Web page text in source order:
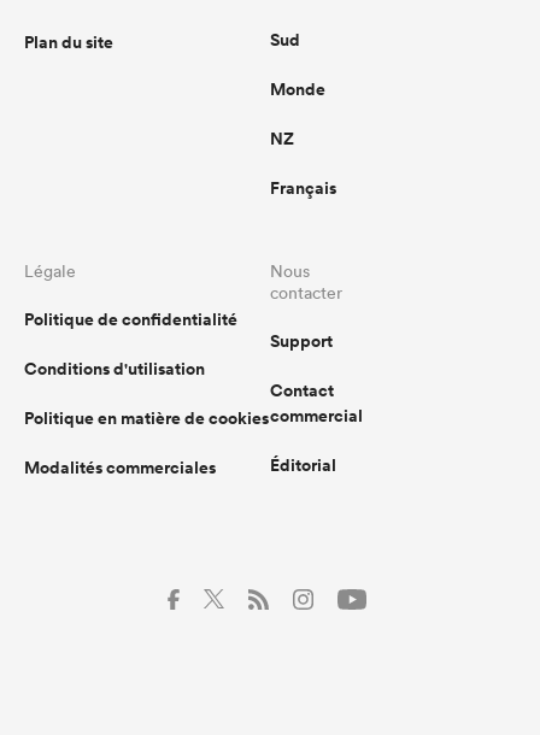
Plan du site Sud
Monde
NZ
Français
Légale
Politique de confidentialité
Conditions d'utilisation
Politique en matière de cookies
Modalités commerciales
Nous
contacter
Support
Contact
commercial
Éditorial